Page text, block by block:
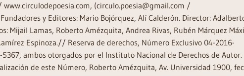
(circulo.poesia@gmail.com /
y Editores: Mario Bojórquez, Alí Calderón. Director:
Mijail Lamas, Roberto Amézquita, Andrea Rivas, Rubén Márquez
Espinoza.// Reserva de derechos, Número Exclusivo 04-2016-
ambos otorgados por el Instituto Nacional de Derechos de Autor.
de este Número, Roberto Amézquita, Av. Universidad 1900,